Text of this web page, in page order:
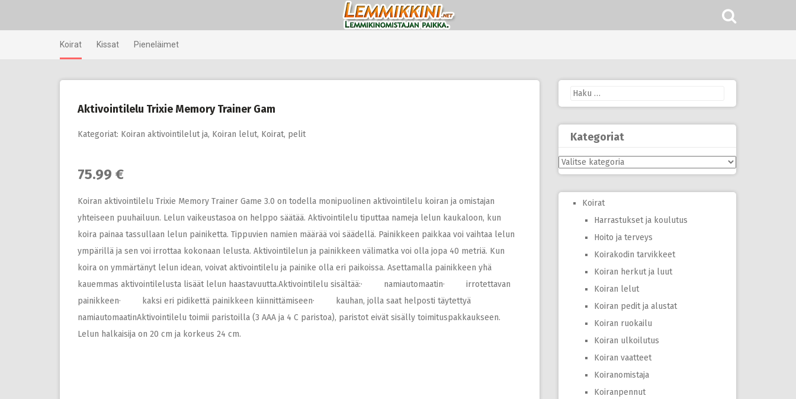
Koirat Kissat Pieneläimet
Aktivointilelu Trixie Memory Trainer Gam
Kategoriat: Koiran aktivointilelut ja, Koiran lelut, Koirat, pelit
75.99 €
Koiran aktivointilelu Trixie Memory Trainer Game 3.0 on todella monipuolinen aktivointilelu koiran ja omistajan
yhteiseen puuhailuun. Lelun vaikeustasoa on helppo säätää. Aktivointilelu tiputtaa nameja lelun kaukaloon, kun
koira painaa tassullaan lelun painiketta. Tippuvien namien määrää voi säädellä. Painikkeen paikkaa voi vaihtaa lelun
ympärillä ja sen voi irrottaa kokonaan lelusta. Aktivointilelun ja painikkeen välimatka voi olla jopa 40 metriä. Kun
koira on ymmärtänyt lelun idean, voivat aktivointilelu ja painike olla eri paikoissa. Asettamalla painikkeen yhä
kauemmas aktivointilelusta lisäät lelun haastavuutta.Aktivointilelu sisältää:· namiautomaatin· irrotettavan
painikkeen· kaksi eri pidikettä painikkeen kiinnittämiseen· kauhan, jolla saat helposti täytettyä
namiautomaatinAktivointilelu toimii paristoilla (3 AAA ja 4 C paristoa), paristot eivät sisälly toimituspakkaukseen.
Lelun halkaisija on 20 cm ja korkeus 24 cm.
Haku:
Kategoriat
Kategoriat
Koirat
Harrastukset ja koulutus
Hoito ja terveys
Koirakodin tarvikkeet
Koiran herkut ja luut
Koiran lelut
Koiran pedit ja alustat
Koiran ruokailu
Koiran ulkoilutus
Koiran vaatteet
Koiranomistaja
Koiranpennut